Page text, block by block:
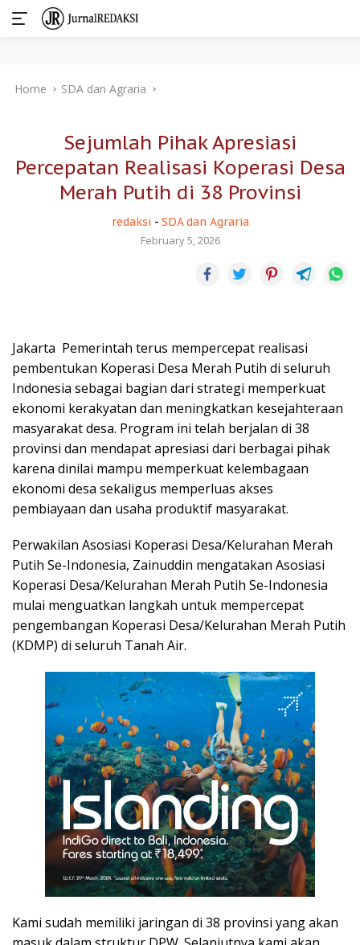
Home SDA dan Agraria
Sejumlah Pihak Apresiasi
Percepatan Realisasi Koperasi Desa
Merah Putih di 38 Provinsi
redaksi - SDA dan Agraria
February 5, 2026
Jakarta  Pemerintah terus mempercepat realisasi
pembentukan Koperasi Desa Merah Putih di seluruh
Indonesia sebagai bagian dari strategi memperkuat
ekonomi kerakyatan dan meningkatkan kesejahteraan
masyarakat desa. Program ini telah berjalan di 38
provinsi dan mendapat apresiasi dari berbagai pihak
karena dinilai mampu memperkuat kelembagaan
ekonomi desa sekaligus memperluas akses
pembiayaan dan usaha produktif masyarakat.
Perwakilan Asosiasi Koperasi Desa/Kelurahan Merah
Putih Se-Indonesia, Zainuddin mengatakan Asosiasi
Koperasi Desa/Kelurahan Merah Putih Se-Indonesia
mulai menguatkan langkah untuk mempercepat
pengembangan Koperasi Desa/Kelurahan Merah Putih
(KDMP) di seluruh Tanah Air.
Kami sudah memiliki jaringan di 38 provinsi yang akan